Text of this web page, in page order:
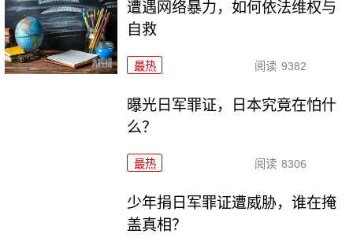
遭遇网络暴力，如何依法维权与
自救
最热 阅读 9382
曝光日军罪证，日本究竟在怕什
么？
最热 阅读 8306
少年捐日军罪证遭威胁，谁在掩
盖真相？